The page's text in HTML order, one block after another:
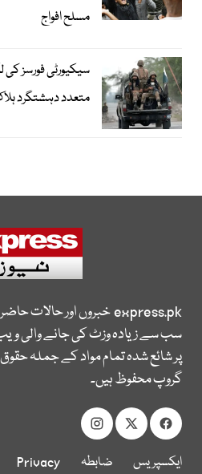
مسلح افواج
سیکیورٹی فورسز کی
متعدد دہشتگرد
express.pkخبروں اور حالات
سب سے زیادہ وزٹ کی جانے والی
پر شائع شدہ تمام مواد کے جملہ
گروپ محفوظ ہیں۔
ایکسپریس
ضابطہ
Privacy